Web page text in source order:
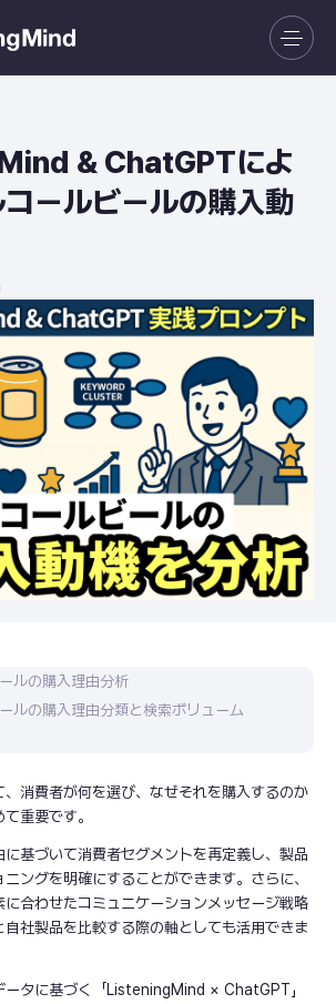
& ChatGPTによ
ールビールの購入動
、消費者が何を選び、なぜそれを購入するのか
重要です。
基づいて消費者セグメントを再定義し、製品
ングを明確にすることができます。さらに、
合わせたコミュニケーションメッセージ戦略
社製品を比較する際の軸としても活用できま
ータに基づく「ListeningMind × ChatGPT」
ルの購入理由分析
ルの購入理由分類と検索ボリューム